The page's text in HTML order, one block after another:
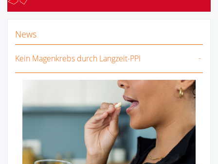
News
Kein Magenkrebs durch Langzeit-PPI